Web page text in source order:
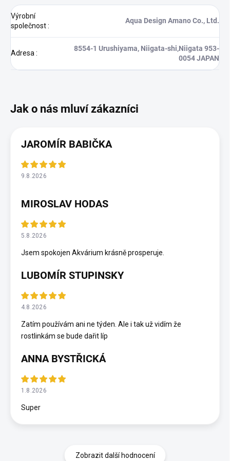
Výrobní
společnost:
Aqua Design Amano Co., Ltd.
Adresa :
8554-1 Urushiyama, Niigata-shi,Niigata 953-
0054 JAPAN
JAROMÍR BABIČKA
9.8.2026
MIROSLAV HODAS
5.8.2026
Jsem spokojen Akvárium krásně prosperuje.
LUBOMÍR STUPINSKY
4.8.2026
Zatím používám ani ne týden. Ale i tak už vidím že
rostlinkám se bude dařit líp
ANNA BYSTŘICKÁ
1.8.2026
Super
Zobrazit další hodnocení